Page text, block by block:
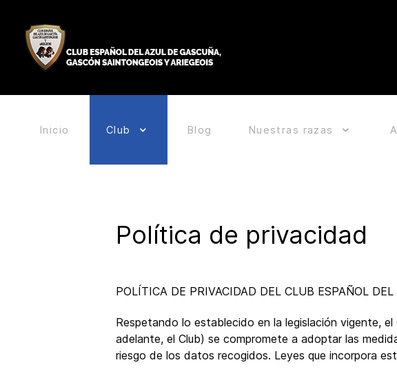
Inicio Club Blog Nuestras razas
Política de privacidad
POLÍTICA DE PRIVACIDAD DEL CLUB ESPAÑOL
Respetando lo establecido en la legislación vigente,
adelante, el Club) se compromete a adoptar las
riesgo de los datos recogidos. Leyes que incorpora